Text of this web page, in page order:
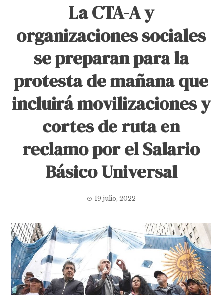
La CTA-A y
organizaciones sociales
se preparan para la
protesta de mañana que
incluirá movilizaciones y
cortes de ruta en
reclamo por el Salario
Básico Universal
19 julio, 2022